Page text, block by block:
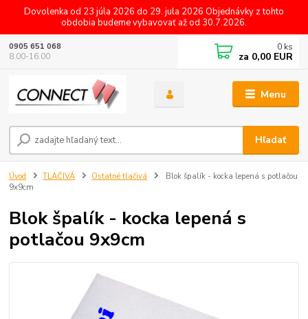
Dovolenka od 23 júla 2026 do 29. jula 2026 Objednávky z tohto
obdobia budeme vybavovať až od 30.7.2026.
Menu
Hľadať
0905 651 068
8.00-16.00
0 ks
za 0,00 EUR
Úvod TLAČIVÁ Ostatné tlačivá
Blok špalík - kocka lepená s potlačou
9x9cm
Blok špalík - kocka lepená s
potlačou 9x9cm